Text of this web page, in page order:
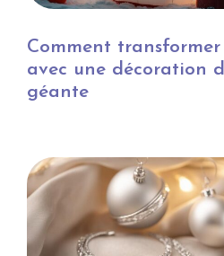
Comment
avec une décoration
géante